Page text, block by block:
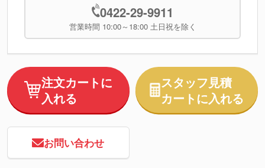
0422-29-9911
営業時間 10:00～18:00 土日祝を除く
注文カートに
入れる
スタッフ見積
カートに入れる
お問い合わせ